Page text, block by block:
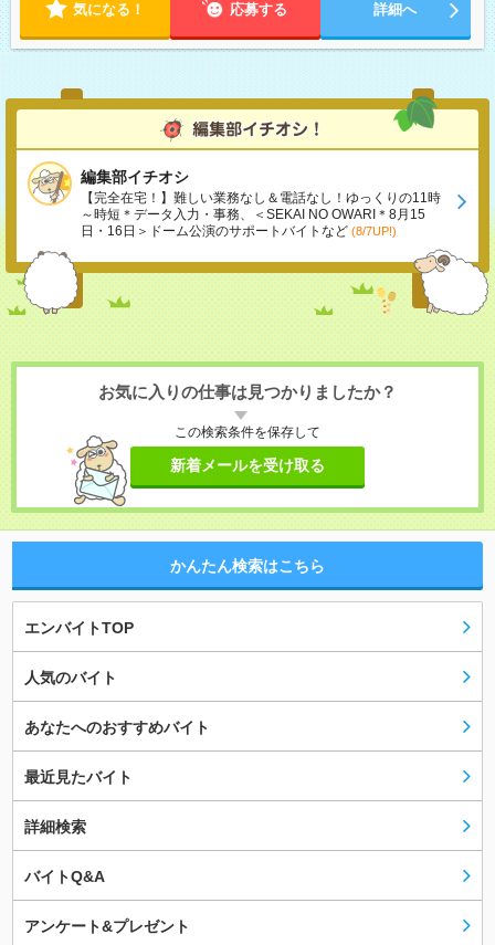
気になる！ 応募する 詳細へ
編集部イチオシ
【完全在宅！】難しい業務なし＆電話なし！ゆっくりの11時
～時短＊データ入力・事務、＜SEKAI NO OWARI＊8月15
日・16日＞ドーム公演のサポートバイトなど (8/7UP!)
お気に入りの仕事は見つかりましたか？
この検索条件を保存して
新着メールを受け取る
かんたん検索はこちら
エンバイトTOP
人気のバイト
あなたへのおすすめバイト
最近見たバイト
詳細検索
バイトQ&A
アンケート&プレゼント